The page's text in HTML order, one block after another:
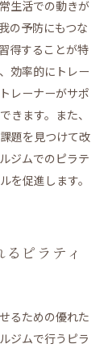
生活での動きが
の予防にもつな
得することが特
効率的にトレー
レーナーがサポ
きます。また、
題を見つけて改
ジムでのピラテ
を促進します。
ピラティ
るための優れた
ジムで行うピラ